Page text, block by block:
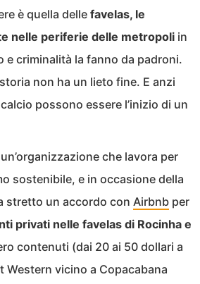
è quella delle favelas, le
nelle periferie delle metropoli in
e criminalità la fanno da padroni.
non ha un lieto fine. E anzi
possono essere l’inizio di un
che lavora per
sostenibile, e in occasione della
stretto un accordo con Airbnb per
privati nelle favelas di Rocinha e
contenuti (dai 20 ai 50 dollari a
Western vicino a Copacabana